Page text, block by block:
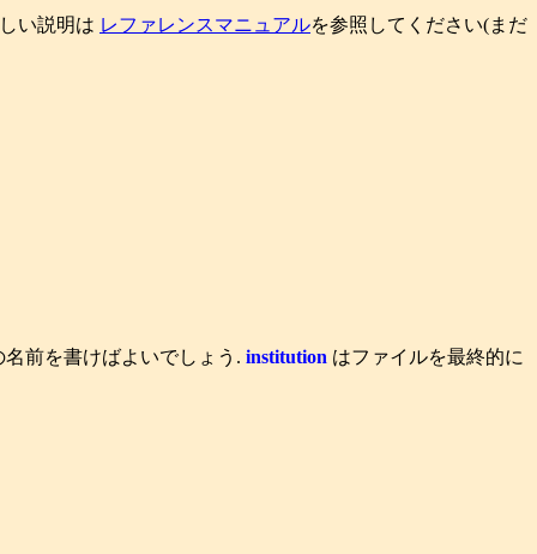
い説明は レファレンスマニュアルを参照してください(まだ
前を書けばよいでしょう. institution はファイルを最終的に